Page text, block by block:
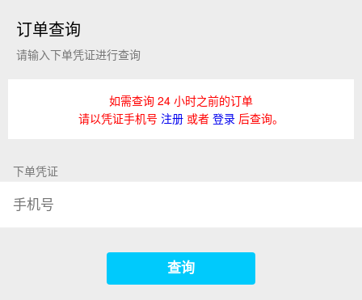
订单查询
请输入下单凭证进行查询
如需查询 24 小时之前的订单
请以凭证手机号 注册 或者 登录 后查询。
下单凭证
查询